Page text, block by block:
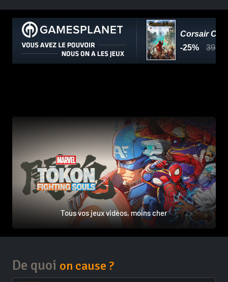
Tous vos jeux vidéos, moins cher
De quoi on cause ?